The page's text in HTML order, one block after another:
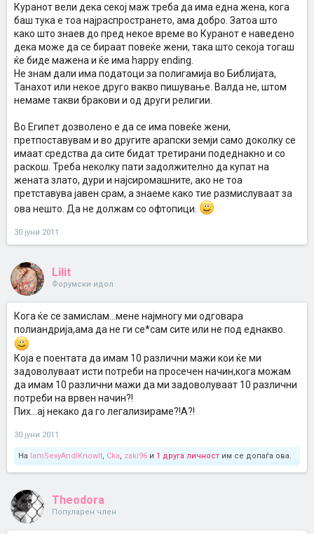
Куранот вели дека секој маж треба да има една жена, кога
баш тука е тоа најраспространето, ама добро. Затоа што
како што знаев до пред некое време во Куранот е наведено
дека може да се бираат повеќе жени, така што секоја тогаш
ќе биде мажена и ќе има happy ending.
Не знам дали има податоци за полигамија во Библијата,
Танахот или некое друго вакво пишување. Валда не, штом
немаме такви бракови и од други религии.
Во Египет дозволено е да се има повеќе жени,
претпоставувам и во другите арапски земји само доколку се
имаат средства да сите бидат третирани подеднакно и со
раскош. Треба неколку пати задолжително да купат на
жената злато, дури и најсиромашните, ако не тоа
претставува јавен срам, а знаеме како тие размислуваат за
ова нешто. Да не должам со офтопици.
30 јуни 2011
Lilit
Форумски идол
Кога ќе се замислам...мене најмногу ми одговара
полиандрија,ама да не ги се*сам сите или не под еднакво.
Која е поентата да имам 10 различни мажи кои ќе ми
задоволуваат исти потреби на просечен начин,кога можам
да имам 10 различни мажи да ми задоволуваат 10 различни
потреби на врвен начин?!
Пих...ај некако да го легализираме?!А?!
30 јуни 2011
На IamSexyAndIKnowIt, Cka, zaki96 и 1 друга личност им се допаѓа ова.
Theodora
Популарен член